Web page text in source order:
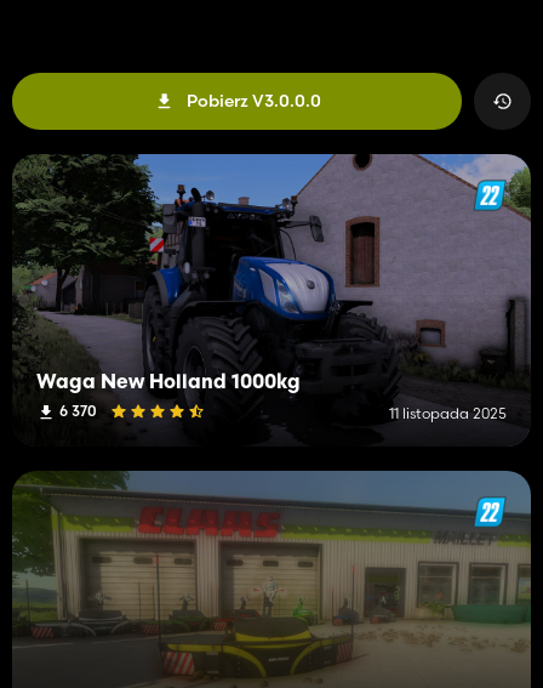
Pobierz V3.0.0.0
Waga New Holland 1000kg
6 370 11 listopada 2025